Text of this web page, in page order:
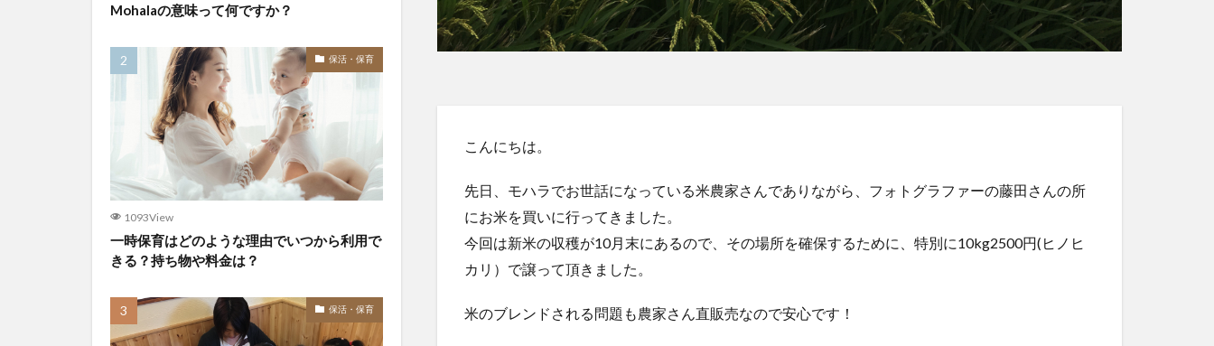
こんにちは。
先日、モハラでお世話になっている米農家さんでありながら、フォトグラファーの藤田さんの所
にお米を買いに行ってきました。
今回は新米の収穫が10月末にあるので、その場所を確保するために、特別に10kg2500円(ヒノヒ
カリ）で譲って頂きました。
米のブレンドされる問題も農家さん直販売なので安心です！
Mohalaの意味って何ですか？
保活・保育
1093View
一時保育はどのような理由でいつから利用で
きる？持ち物や料金は？
保活・保育